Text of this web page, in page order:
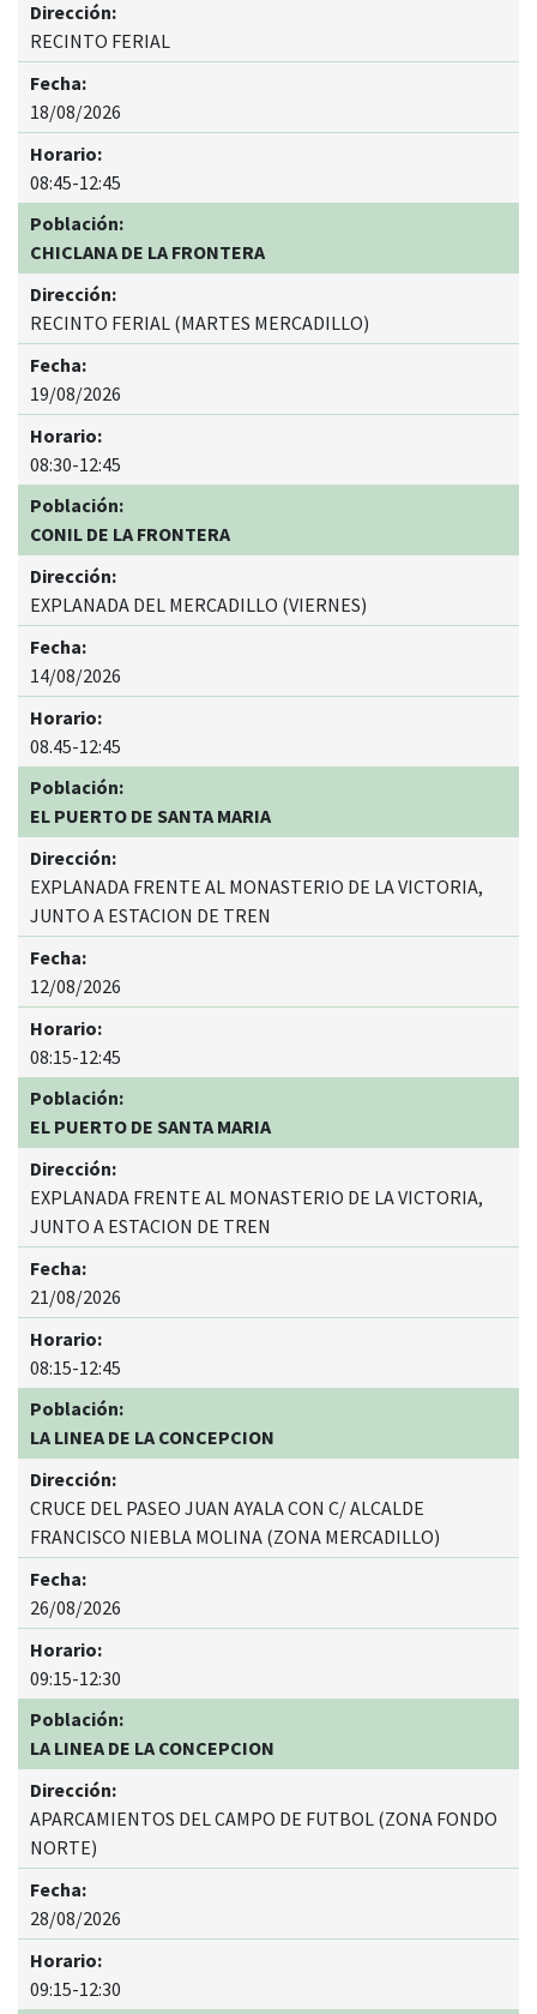
RECINTO FERIAL
18/08/2026
08:45-12:45
CHICLANA DE LA FRONTERA
RECINTO FERIAL (MARTES MERCADILLO)
19/08/2026
08:30-12:45
CONIL DE LA FRONTERA
EXPLANADA DEL MERCADILLO (VIERNES)
14/08/2026
08.45-12:45
EL PUERTO DE SANTA MARIA
EXPLANADA FRENTE AL MONASTERIO DE LA VICTORIA,
JUNTO A ESTACION DE TREN
12/08/2026
08:15-12:45
EL PUERTO DE SANTA MARIA
EXPLANADA FRENTE AL MONASTERIO DE LA VICTORIA,
JUNTO A ESTACION DE TREN
21/08/2026
08:15-12:45
LA LINEA DE LA CONCEPCION
CRUCE DEL PASEO JUAN AYALA CON C/ ALCALDE
FRANCISCO NIEBLA MOLINA (ZONA MERCADILLO)
26/08/2026
09:15-12:30
LA LINEA DE LA CONCEPCION
APARCAMIENTOS DEL CAMPO DE FUTBOL (ZONA FONDO
NORTE)
28/08/2026
09:15-12:30